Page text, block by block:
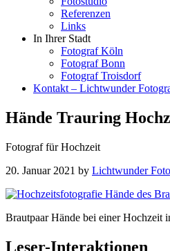
Referenzen
Links
In Ihrer Stadt
Fotograf Köln
Fotograf Bonn
Fotograf Troisdorf
Kontakt – Lichtwunder
Hände Trauring
Fotograf für Hochzeit
20. Januar 2021 by Lichtwunder
Brautpaar Hände bei einer Hochzeit
Leser-Interaktionen